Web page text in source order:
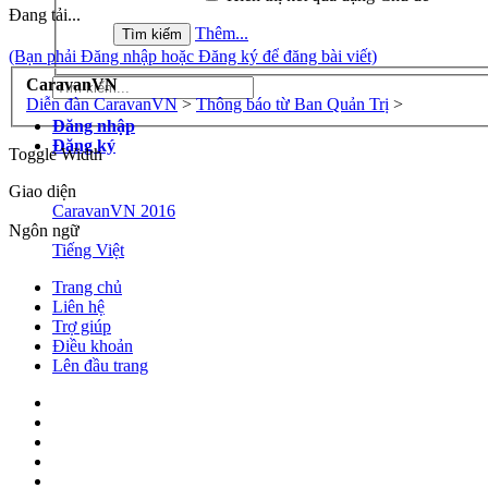
Thêm...
Đăng nhập
Đăng ký
Đang tải...
(Bạn phải Đăng nhập hoặc Đăng ký để đăng bài viết)
CaravanVN
Diễn đàn CaravanVN > Thông báo từ Ban Quản Trị >
Toggle Width
Giao diện
CaravanVN 2016
Ngôn ngữ
Tiếng Việt
Trang chủ
Liên hệ
Trợ giúp
Điều khoản
Lên đầu trang